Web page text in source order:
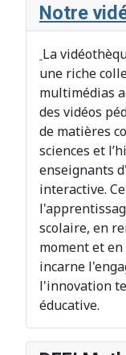
Notre
La
une riche
multimédias
des vidéos
de matières
sciences et
enseignants
interactive.
scolaire, en
moment et
incarne
l'innovation
éducative.